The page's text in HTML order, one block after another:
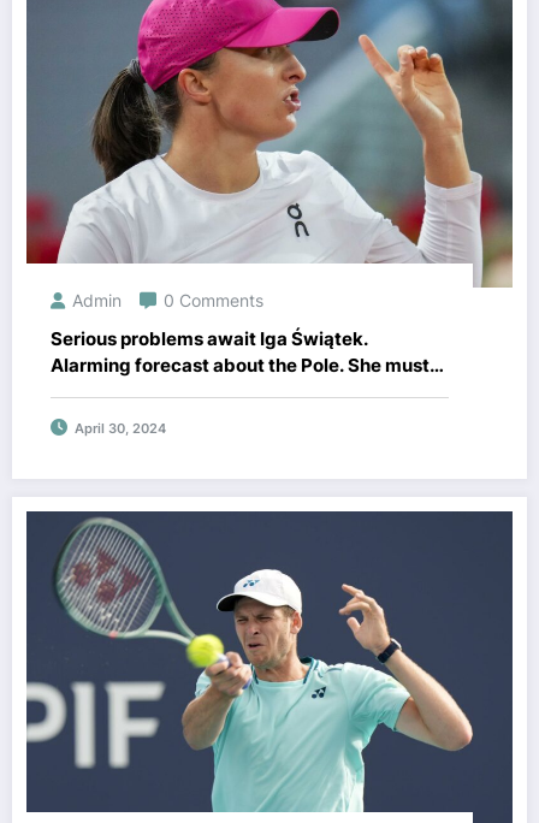
Admin 0 Comments
Serious problems await Iga Świątek.
Alarming forecast about the Pole. She must
be prepared for it
April 30, 2024